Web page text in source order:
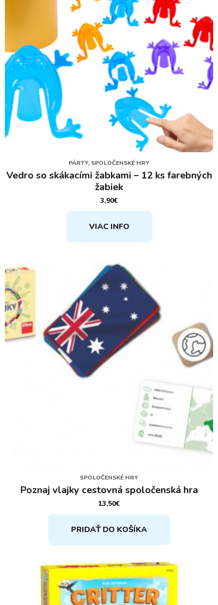
PÁRTY, SPOLOČENSKÉ HRY
Vedro so skákacími žabkami – 12 ks farebných
žabiek
3,90€
VIAC INFO
SPOLOČENSKÉ HRY
Poznaj vlajky cestovná spoločenská hra
13,50€
PRIDAŤ DO KOŠÍKA